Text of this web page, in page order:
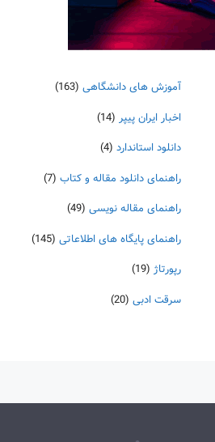
آموزش های دانشگاهی (163)
اخبار ایران پیپر (14)
دانلود استاندارد (4)
راهنمای دانلود مقاله و کتاب (7)
راهنمای مقاله نویسی (49)
راهنمای پایگاه های اطلاعاتی (145)
رپورتاژ (19)
سرقت ادبی (20)